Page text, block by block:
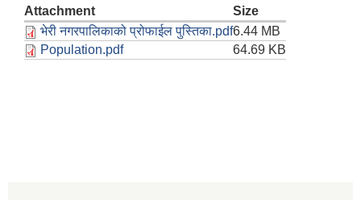
Attachment
Size
भेरी नगरपालिकाको प्रोफाईल पुस्तिका.pdf6.44 MB
Population.pdf
64.69 KB